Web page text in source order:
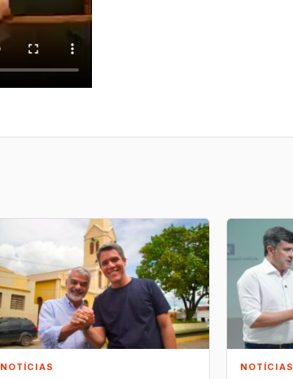
NOTÍCIAS NOTÍCIAS